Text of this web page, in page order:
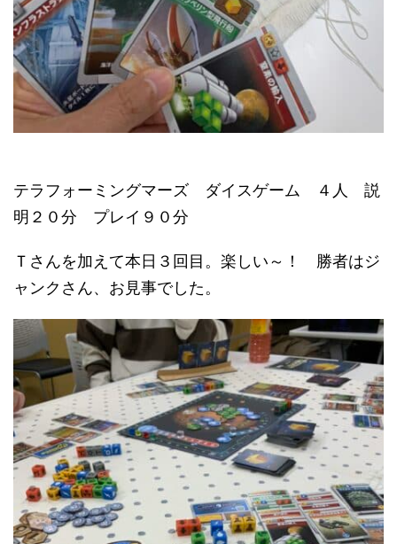
テラフォーミングマーズ ダイスゲーム ４人 説
明２０分 プレイ９０分
Ｔさんを加えて本日３回目。楽しい～！ 勝者はジ
ャンクさん、お見事でした。